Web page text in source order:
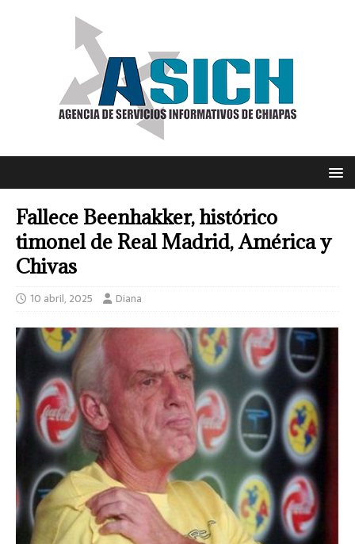
Fallece Beenhakker, histórico
timonel de Real Madrid, América y
Chivas
10 abril, 2025 Diana